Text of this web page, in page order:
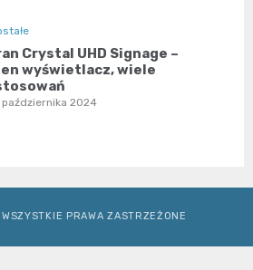
Crystal UHD Signage –
wyświetlacz, wiele
2024
PRAWA ZASTRZEŻONE